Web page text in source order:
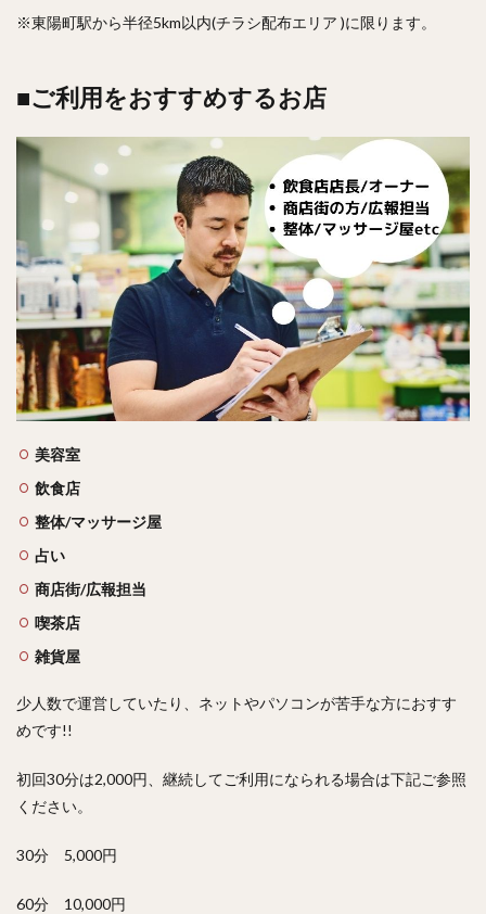
※東陽町駅から半径5km以内(チラシ配布エリア )に限ります。
■ご利用をおすすめするお店
美容室
飲食店
整体/マッサージ屋
占い
商店街/広報担当
喫茶店
雑貨屋
少人数で運営していたり、ネットやパソコンが苦手な方におすす
めです!!
初回30分は2,000円、継続してご利用になられる場合は下記ご参照
ください。
30分 5,000円
60分 10,000円